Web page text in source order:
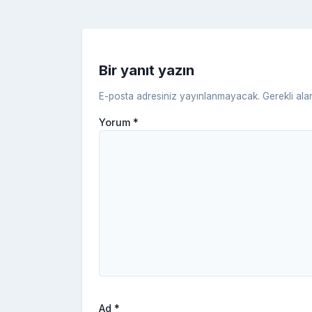
Bir yanıt yazın
E-posta adresiniz yayınlanmayacak. Gerekli
Yorum *
Ad *